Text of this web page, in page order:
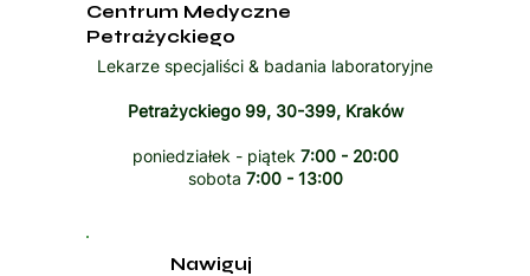
Centrum Medyczne
Petrażyckiego
Lekarze specjaliści & badania laboratoryjne
Petrażyckiego 99, 30-399, Kraków
poniedziałek - piątek 7:00 - 20:00
sobota 7:00 - 13:00
Nawiguj